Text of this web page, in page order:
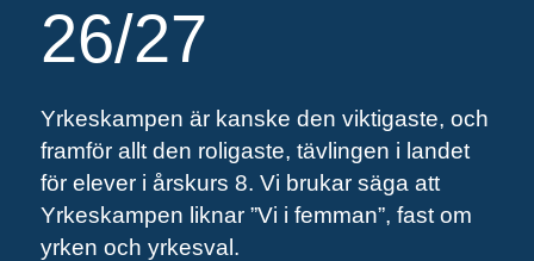
26/27
Yrkeskampen är kanske den viktigaste, och
framför allt den roligaste, tävlingen i landet
för elever i årskurs 8. Vi brukar säga att
Yrkeskampen liknar ”Vi i femman”, fast om
yrken och yrkesval.